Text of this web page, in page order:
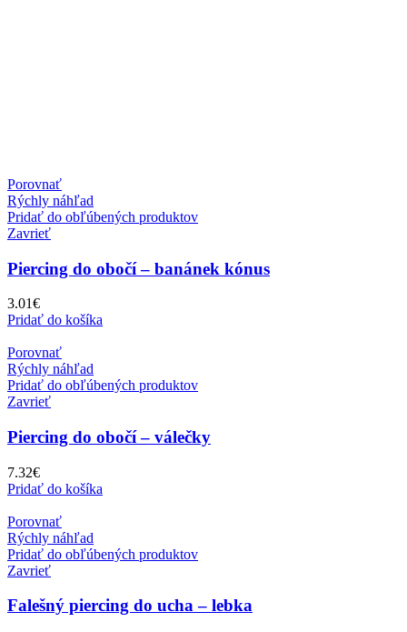
Porovnať
Rýchly náhľad
Pridať do obľúbených produktov
Zavrieť
Piercing do obočí – banánek kónus
3.01€
Pridať do košíka
Porovnať
Rýchly náhľad
Pridať do obľúbených produktov
Zavrieť
Piercing do obočí – válečky
7.32€
Pridať do košíka
Porovnať
Rýchly náhľad
Pridať do obľúbených produktov
Zavrieť
Falešný piercing do ucha – lebka